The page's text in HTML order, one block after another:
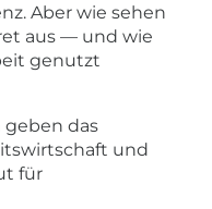
Aber wie sehen
aus — und wie
genutzt
geben das
und
für